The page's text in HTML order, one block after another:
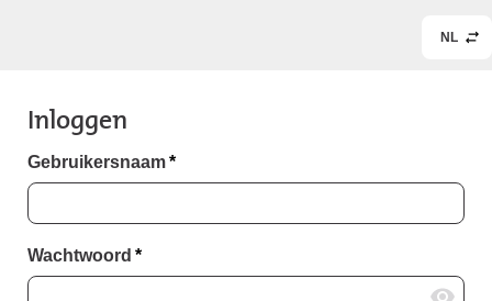
NL
Inloggen
Gebruikersnaam*
Wachtwoord *